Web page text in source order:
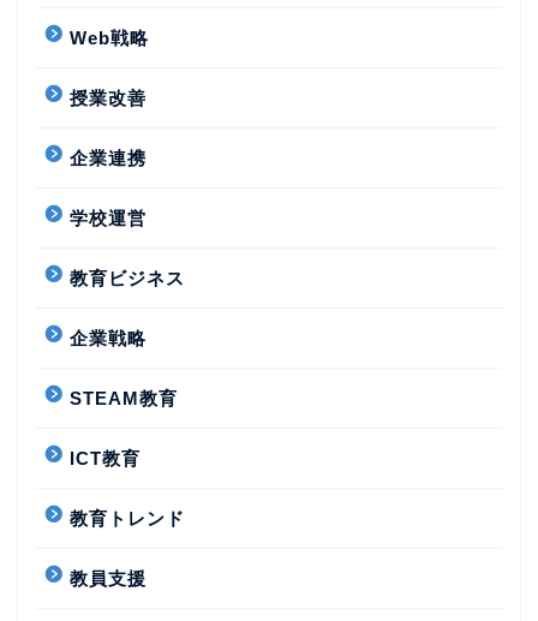
Web戦略
授業改善
企業連携
学校運営
教育ビジネス
企業戦略
STEAM教育
ICT教育
教育トレンド
教員支援